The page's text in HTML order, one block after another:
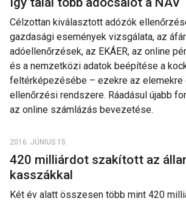
Célzottan kiválasztott adózók
gazdasági események vizsgálata, az
adóellenőrzések, az EKÁER, az online
és a nemzetközi adatok beépítése a
feltérképezésébe – ezekre az elemekre
ellenőrzési rendszere. Ráadásul újabb
az online számlázás bevezetése.
2016. JÚNIUS 15.
420 milliárdot szakított az
kasszákkal
Két év alatt összesen több mint 420